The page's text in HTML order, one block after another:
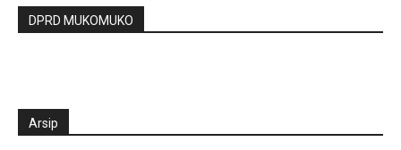
DPRD MUKOMUKO
Arsip